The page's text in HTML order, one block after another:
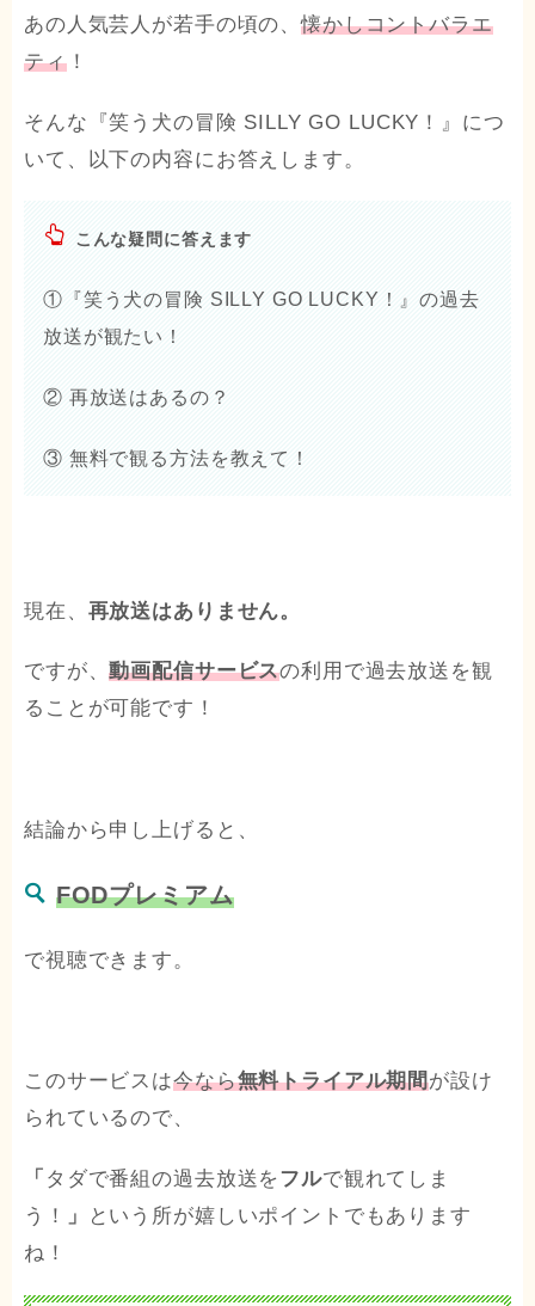
あの人気芸人が若手の頃の、懐かしコントバラエ
ティ！
そんな『笑う犬の冒険 SILLY GO LUCKY！』につ
いて、以下の内容にお答えします。
こんな疑問に答えます
①『笑う犬の冒険 SILLY GO LUCKY！』の過去
放送が観たい！
② 再放送はあるの？
③ 無料で観る方法を教えて！
現在、 再放送はありません。
ですが、動画配信サービスの利用で過去放送を観
ることが可能です！
結論から申し上げると、
FODプレミアム
で視聴できます。
このサービスは今なら無料トライアル期間が設け
られているので、
「 タダで番組の過去放送をフルで観れてしま
う！
」
という所が嬉しいポイントでもあります
ね！